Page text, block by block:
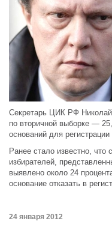
Секретарь ЦИК РФ Николай
по вторичной выборке —
оснований для
Ранее стало известно, что
избирателей,
выявлено около 24
основание отказать в
24 января 2012